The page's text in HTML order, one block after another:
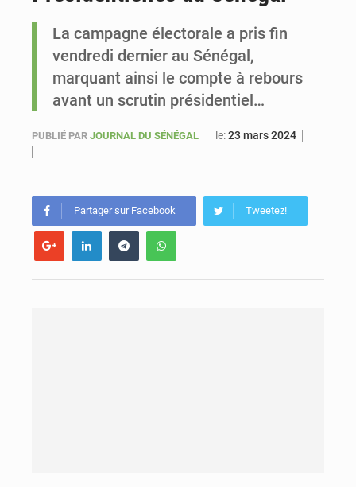
Sénégal : Ousmane Diagne prêtera serment le 11 août comme président du Conseil constitutionnel
La campagne électorale a pris fin
vendredi dernier au Sénégal,
marquant ainsi le compte à rebours
avant un scrutin présidentiel…
PUBLIÉ PAR JOURNAL DU SÉNÉGAL le:23 mars 2024
Partager sur Facebook Tweetez!